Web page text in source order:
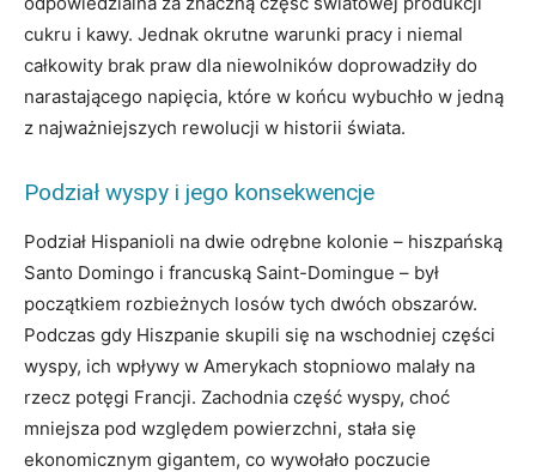
cukru i kawy. Jednak okrutne warunki pracy i niemal
całkowity brak praw dla niewolników doprowadziły do
narastającego napięcia, które w końcu wybuchło w jedną
z najważniejszych rewolucji w historii świata.
Podział wyspy i jego konsekwencje
Podział Hispanioli na dwie odrębne kolonie – hiszpańską
Santo Domingo i francuską Saint-Domingue – był
początkiem rozbieżnych losów tych dwóch obszarów.
Podczas gdy Hiszpanie skupili się na wschodniej części
wyspy, ich wpływy w Amerykach stopniowo malały na
rzecz potęgi Francji. Zachodnia część wyspy, choć
mniejsza pod względem powierzchni, stała się
ekonomicznym gigantem, co wywołało poczucie